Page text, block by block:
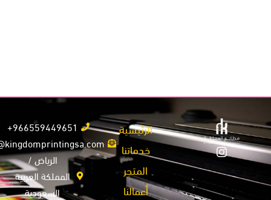
الرئيسية
خدماتنا
المتجر
أعمالنا
966559449651+
info@kingdomprintingsa.com
الرياض /
المملكة العربية
السعودية